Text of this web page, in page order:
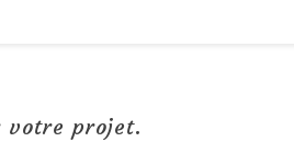
projet.